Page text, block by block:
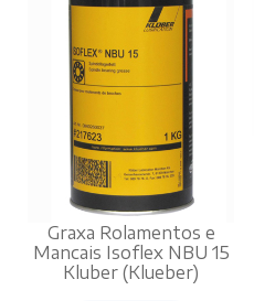
Graxa Rolamentos e
Mancais Isoflex NBU 15
Kluber (Klueber)